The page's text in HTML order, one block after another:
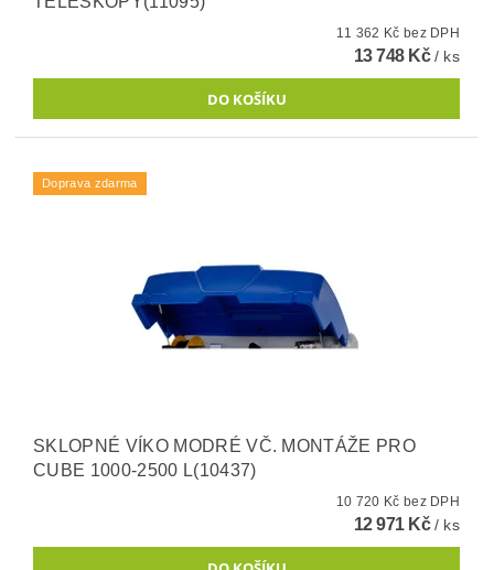
11 362 Kč bez DPH
13 748 Kč/ ks
Doprava zdarma
SKLOPNÉ VÍKO MODRÉ VČ. MONTÁŽE PRO
CUBE 1000-2500 L(10437)
10 720 Kč bez DPH
12 971 Kč/ ks